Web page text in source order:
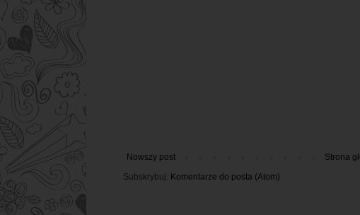
Nowszy post
Strona
Subskrybuj: Komentarze do posta (Atom)